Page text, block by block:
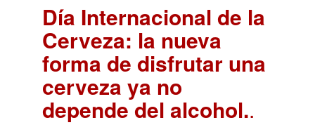
Día Internacional de la
Cerveza: la nueva
forma de disfrutar una
cerveza ya no
depende del alcohol..